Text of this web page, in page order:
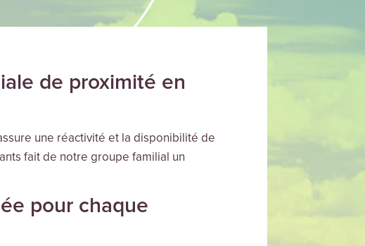
de proximité en
une réactivité et la disponibilité de
fait de notre groupe familial un
pour chaque